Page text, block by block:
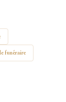
funéraire